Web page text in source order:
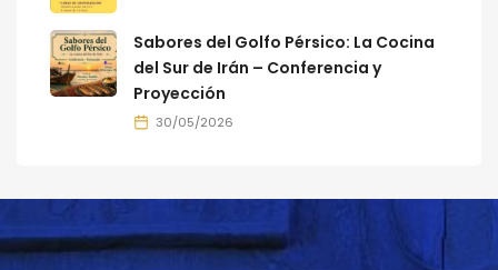
Sabores del Golfo Pérsico: La Cocina
del Sur de Irán – Conferencia y
Proyección
30/05/2026